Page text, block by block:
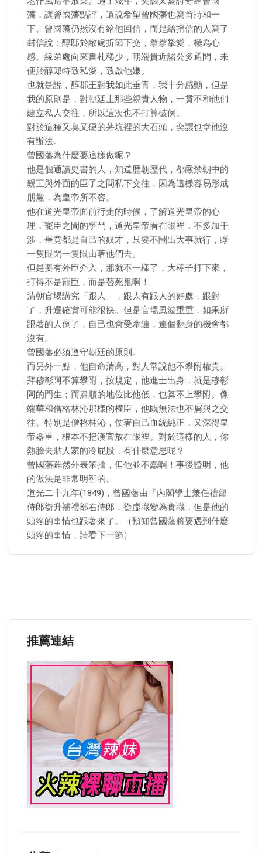
藩，讓曾國藩點評，還說希望曾國藩也寫首詩和一
下。曾國藩仍然沒有給他回信，而是給捎信的人寫了
封信說：醇邸於敝處折節下交，拳拳摯愛，極為心
感。緣弟處向來書札稀少，朝端貴近諸公多通問，未
便於醇邸特致私愛，致啟他嫌。
也就是說，醇郡王對我如此垂青，我十分感動，但是
我的原則是，對朝廷上那些親貴人物，一貫不和他們
建立私人交往，所以這次也不打算破例。
對於這種又臭又硬的茅坑裡的大石頭，奕譞也拿他沒
有辦法。
曾國藩為什麼要這樣做呢？
他是個通讀史書的人，知道歷朝歷代，都嚴禁朝中的
親王與外面的臣子之間私下交往，因為這樣容易形成
朋黨，為皇帝所不容。
他在道光皇帝面前行走的時候，了解道光皇帝的心
理，寵臣之間的爭鬥，道光皇帝看在眼裡，不多加干
涉，畢竟都是自己的奴才，只要不鬧出大事就行，睜
一隻眼閉一隻眼由著他們去。
但是要有外臣介入，那就不一樣了，大棒子打下來，
打得不是寵臣，而是替死鬼啊！
清朝官場講究「跟人」，跟人有跟人的好處，跟對
了，升遷確實可能很快。但是官場風波重重，如果所
跟著的人倒了，自己也會受牽連，連個翻身的機會都
沒有。
曾國藩必須遵守朝廷的原則。
而另外一點，他自命清高，對人常說他不攀附權貴。
拜穆彰阿不算攀附，按規定，他進士出身，就是穆彰
阿的門生；而肅順的地位比他低，也算不上攀附。像
端華和僧格林沁那樣的權臣，他既無法也不屑與之交
往。特別是僧格林沁，仗著自己血統純正，又深得皇
帝器重，根本不把漢官放在眼裡。對於這樣的人，你
熱臉去貼人家的冷屁股，有什麼意思呢？
曾國藩雖然外表笨拙，但他並不蠢啊！事後證明，他
的做法是非常明智的。
道光二十九年(1849)，曾國藩由「內閣學士兼任禮部
侍郎銜升補禮部右侍郎，從虛職變為實職，但是他的
頭疼的事情也跟著來了。（預知曾國藩將要遇到什麼
頭疼的事情，請看下一節）
推薦連結